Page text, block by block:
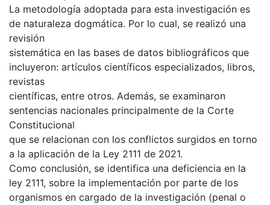
La metodología adoptada para esta investigación es
de naturaleza dogmática. Por lo cual, se realizó una
revisión
sistemática en las bases de datos bibliográficos que
incluyeron: artículos científicos especializados, libros,
revistas
científicas, entre otros. Además, se examinaron
sentencias nacionales principalmente de la Corte
Constitucional
que se relacionan con los conflictos surgidos en torno
a la aplicación de la Ley 2111 de 2021.
Como conclusión, se identifica una deficiencia en la
ley 2111, sobre la implementación por parte de los
organismos en cargado de la investigación (penal o